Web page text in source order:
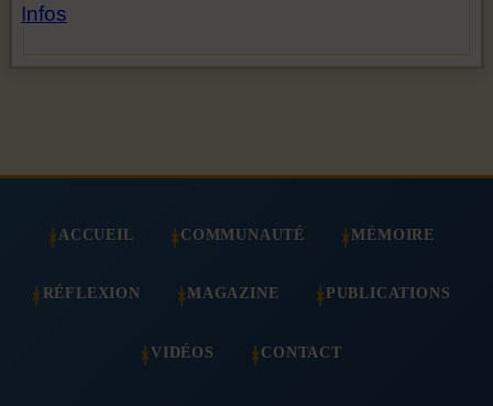
Infos
ACCUEIL COMMUNAUTÉ MÉMOIRE
RÉFLEXION MAGAZINE PUBLICATIONS
VIDÉOS CONTACT